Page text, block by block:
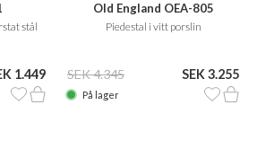
stål
1.449
Old England OEA-805
Piedestal i vitt porslin
SEK 4.345 SEK 3.255
På lager